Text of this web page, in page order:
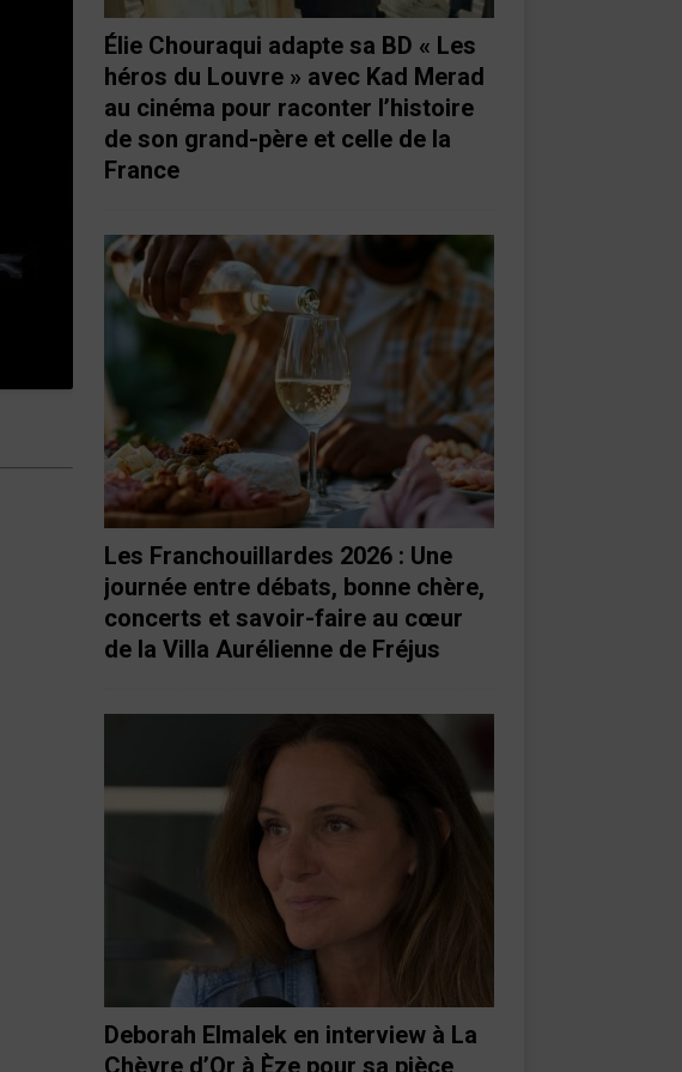
Élie Chouraqui adapte sa BD « Les
héros du Louvre » avec Kad Merad
au cinéma pour raconter l’histoire
de son grand-père et celle de la
France
Les Franchouillardes 2026 : Une
journée entre débats, bonne chère,
concerts et savoir-faire au cœur
de la Villa Aurélienne de Fréjus
Deborah Elmalek en interview à La